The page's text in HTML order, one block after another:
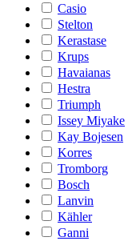
Casio
Stelton
Kerastase
Krups
Havaianas
Hestra
Triumph
Issey Miyake
Kay Bojesen
Korres
Tromborg
Bosch
Lanvin
Kähler
Ganni